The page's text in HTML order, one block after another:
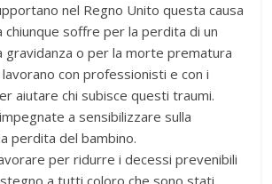
nel Regno Unito questa causa
chiunque soffre per la perdita di un
gravidanza o per la morte prematura
con professionisti e con i
aiutare chi subisce questi traumi.
a sensibilizzare sulla
perdita del bambino.
per ridurre i decessi prevenibili